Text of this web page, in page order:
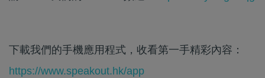
下載我們的手機應用程式，收看第一手精彩內容：
https://www.speakout.hk/app